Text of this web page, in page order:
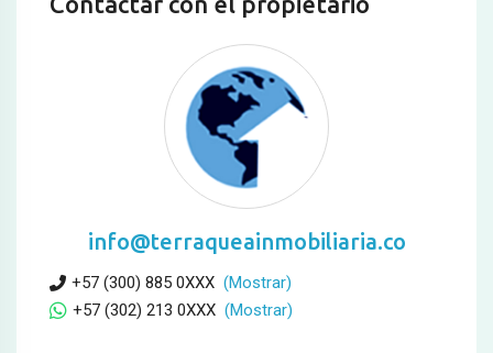
info@terraqueainmobiliaria.co
+57 (300) 885 0XXX (Mostrar)
+57 (302) 213 0XXX (Mostrar)